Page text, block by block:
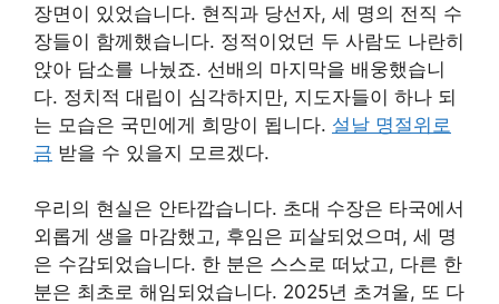
장면이 있었습니다. 현직과 당선자, 세 명의 전직 수
장들이 함께했습니다. 정적이었던 두 사람도 나란히
앉아 담소를 나눴죠. 선배의 마지막을 배웅했습니
다. 정치적 대립이 심각하지만, 지도자들이 하나 되
는 모습은 국민에게 희망이 됩니다. 설날 명절위로
금 받을 수 있을지 모르겠다.
우리의 현실은 안타깝습니다. 초대 수장은 타국에서
외롭게 생을 마감했고, 후임은 피살되었으며, 세 명
은 수감되었습니다. 한 분은 스스로 떠났고, 다른 한
분은 최초로 해임되었습니다. 2025년 초겨울, 또 다